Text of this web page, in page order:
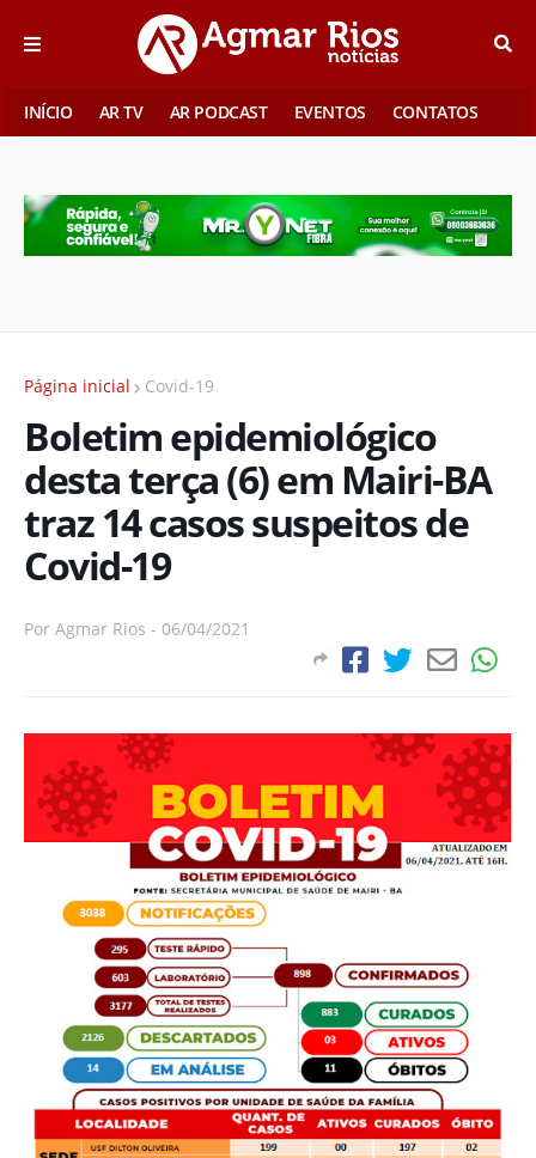
INÍCIO AR TV AR PODCAST EVENTOS CONTATOS
Página inicial Covid-19
Boletim epidemiológico
desta terça (6) em Mairi-BA
traz 14 casos suspeitos de
Covid-19
Por Agmar Rios - 06/04/2021